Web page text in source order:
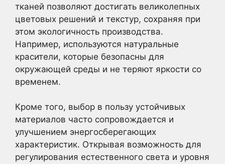
тканей позволяют достигать великолепных
цветовых решений и текстур, сохраняя при
этом экологичность производства.
Например, используются натуральные
красители, которые безопасны для
окружающей среды и не теряют яркости со
временем.
Кроме того, выбор в пользу устойчивых
материалов часто сопровождается и
улучшением энергосберегающих
характеристик. Открывая возможность для
регулирования естественного света и уровня